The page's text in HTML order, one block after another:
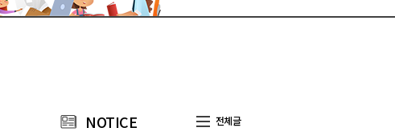
NOTICE 전체글